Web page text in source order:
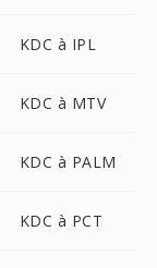
KDC à IPL
KDC à MTV
KDC à PALM
KDC à PCT